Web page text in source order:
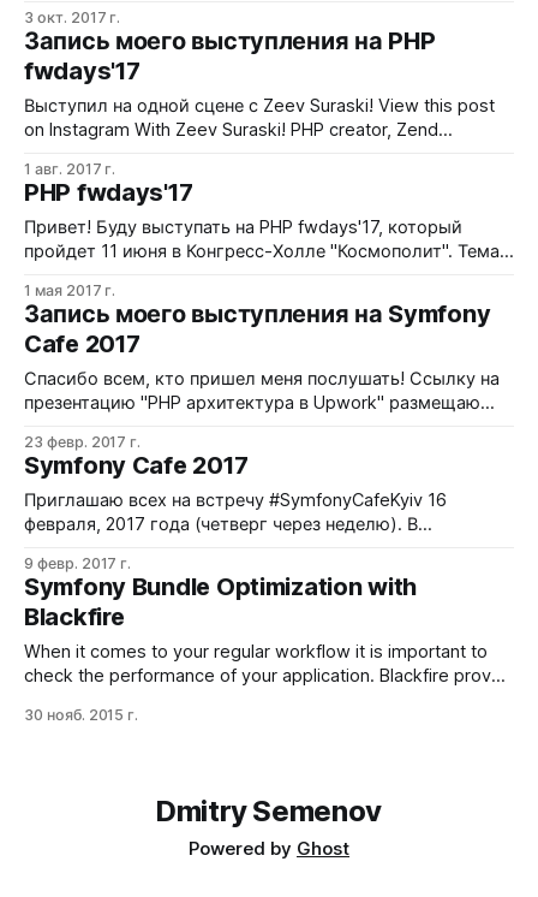
Symfony in Upwork Enterprise Architecture. Расскажу, как
мы работаем с Symfony в Upwork Enterprise, какие
технологии используем и с какими вызовами
сталкиваемся. Но сначала более подробно
остановлюсь
3 окт. 2017 г.
Запись моего выступления на PHP
fwdays'17
Выступил на одной сцене с Zeev Suraski! View this post
on Instagram With Zeev Suraski! PHP creator, Zend
Semenov (@mxnr) on Jun 11, 2017 at 7:16am PDT Здесь
видео моего выступления, а ниже - презентация
доклада "Архитектура Upwork"
1 авг. 2017 г.
PHP fwdays'17
Привет! Буду выступать на PHP fwdays'17, который
пройдет 11 июня в Конгресс-Холле "Космополит". Тема
на Upwork с 2014 года (тогда он оперировал под именем
Elance-oDesk) и был участником самой первой их
Enterprise Team, то есть, можно сказать,
1 мая 2017 г.
Запись моего выступления на Symfony
Cafe 2017
Спасибо всем, кто пришел меня послушать! Ссылку на
презентацию "PHP архитектура в Upwork" размещаю
пролистать. Собственно выступление на записи
занимает около получаса, а с 27.10 начинаются вопросы
- их было очень много и мне, конечно, приятно, что
тема вызвала
23 февр. 2017 г.
Symfony Cafe 2017
Приглашаю всех на встречу #SymfonyCafeKyiv 16
февраля, 2017 года (четверг через неделю). В
доклада будет "PHP архитектура в Upwork." В докладе
речь пойдет об архитектуре Upwork, микросервисах и
более подробно остановимся на UI слое. Я расскажу,
какие задачи мы решаем с
9 февр. 2017 г.
Symfony Bundle Optimization with
Blackfire
When it comes to your regular workflow it is important to
check the performance of your application. Blackfire proved
process is really easy, just check the official Blackfire install
30 нояб. 2015 г.
Dmitry Semenov
Powered by Ghost